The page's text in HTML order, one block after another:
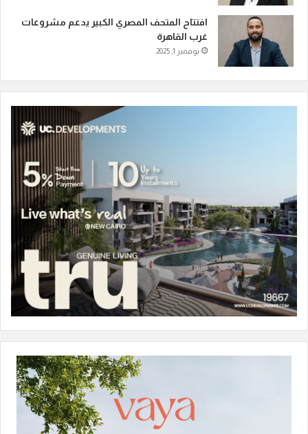
افتتاح المتحف المصري الكبير يدعم مشروعات
غرب القاهرة
نوفمبر 1, 2025